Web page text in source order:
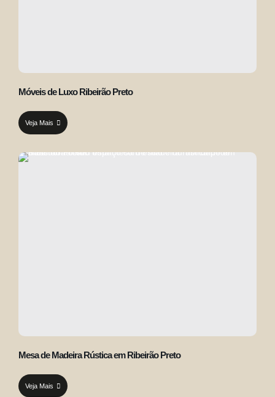
Móveis de Luxo Ribeirão Preto
Veja Mais
Mesa de Madeira Rústica em Ribeirão Preto
Veja Mais